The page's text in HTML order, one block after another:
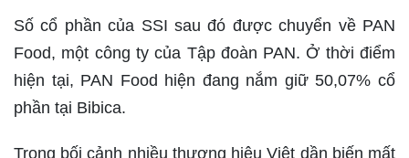
Số cổ phần của SSI sau đó được chuyển về PAN
Food, một công ty của Tập đoàn PAN. Ở thời điểm
hiện tại, PAN Food hiện đang nắm giữ 50,07% cổ
phần tại Bibica.
Trong bối cảnh nhiều thương hiệu Việt dần biến mất